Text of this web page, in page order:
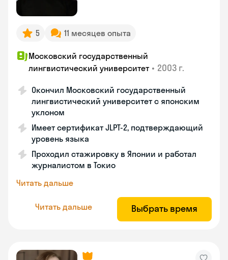
5 11 месяцев опыта
Московский государственный
лингвистический университет • 2003 г.
Окончил Московский государственный
лингвистический университет с японским
уклоном
Имеет сертификат JLPT-2, подтверждающий
уровень языка
Проходил стажировку в Японии и работал
журналистом в Токио
Читать дальше
Читать дальше Выбрать время